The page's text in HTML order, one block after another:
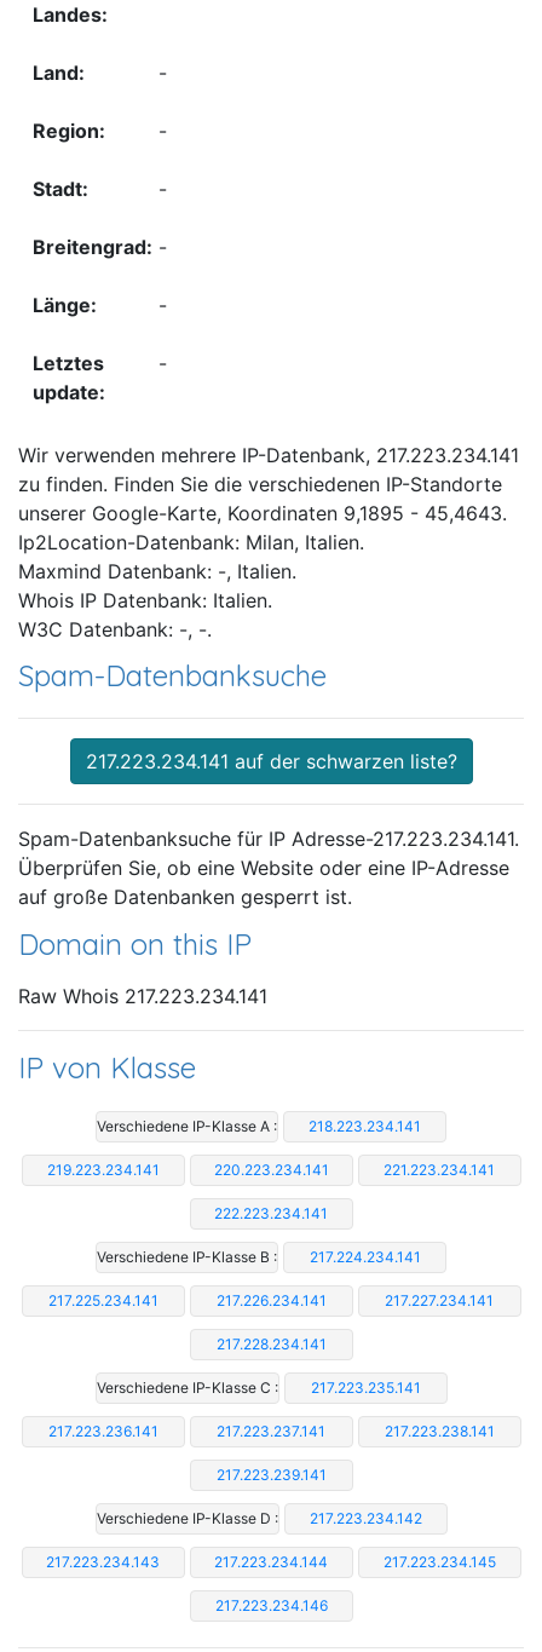
-
-
-
-
-
-
Wir verwenden mehrere IP-Datenbank, 217.223.234.141
zu finden. Finden Sie die verschiedenen IP-Standorte
unserer Google-Karte, Koordinaten 9,1895 - 45,4643.
Ip2Location-Datenbank: Milan, Italien.
Maxmind Datenbank: -, Italien.
Whois IP Datenbank: Italien.
W3C Datenbank: -, -.
Spam-Datenbanksuche
217.223.234.141 auf der schwarzen liste?
Spam-Datenbanksuche für IP Adresse-217.223.234.141.
Überprüfen Sie, ob eine Website oder eine IP-Adresse
auf große Datenbanken gesperrt ist.
Domain on this IP
Raw Whois 217.223.234.141
IP von Klasse
Verschiedene IP-Klasse A : 218.223.234.141
219.223.234.141 220.223.234.141 221.223.234.141
222.223.234.141
Verschiedene IP-Klasse B : 217.224.234.141
217.225.234.141 217.226.234.141 217.227.234.141
217.228.234.141
Verschiedene IP-Klasse C : 217.223.235.141
217.223.236.141 217.223.237.141 217.223.238.141
217.223.239.141
Verschiedene IP-Klasse D : 217.223.234.142
217.223.234.143 217.223.234.144 217.223.234.145
217.223.234.146